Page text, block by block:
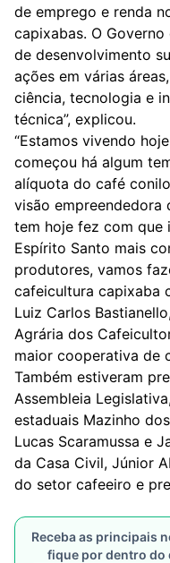
de emprego e renda
capixabas. O
de desenvolvimento
ações em várias
ciência, tecnologia e
técnica”, explicou.
“Estamos vivendo
começou há algum
alíquota do café
visão empreendedora
tem hoje fez com que
Espírito Santo mais
produtores, vamos
cafeicultura capixaba
Luiz Carlos
Agrária dos
maior cooperativa de
Também estiveram
Assembleia
estaduais Mazinho
Lucas Scaramussa e
da Casa Civil, Júnior
do setor cafeeiro e
Receba as principais
fique por dentro do